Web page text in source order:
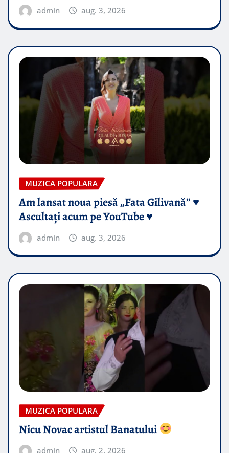
admin aug. 3, 2026
MUZICA POPULARA
Am lansat noua piesă „Fata Gilivană” ♥️
Ascultați acum pe YouTube ♥️
admin aug. 3, 2026
MUZICA POPULARA
Nicu Novac artistul Banatului
admin aug. 2, 2026